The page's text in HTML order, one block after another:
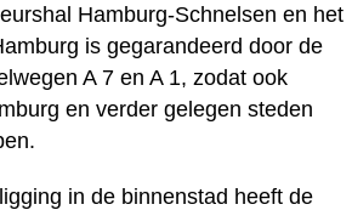
Hamburg-Schnelsen en het
is gegarandeerd door de
A 7 en A 1, zodat ook
en verder gelegen steden
in de binnenstad heeft de